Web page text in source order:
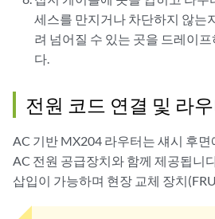
세스를 만지거나 차단하지 않는
려 넘어질 수 있는 곳을 드레이
다.
전원 코드 연결 및 라
AC 기반 MX204 라우터는 섀시 후면
AC 전원 공급장치와 함께 제공됩니
삽입이 가능하며 현장 교체 장치